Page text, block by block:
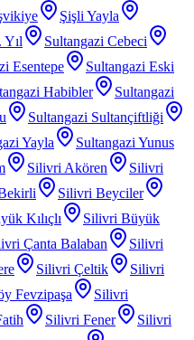
Şişli Yayla
Yıl
Sultangazi Cebeci
Esentepe
Sultangazi Eski
Habibler
Sultangazi
Sultangazi Sultançiftliği
Yayla
Sultangazi Yunus
Silivri Akören
Silivri
Silivri Beyciler
Kılıçlı
Silivri Büyük
Çanta Balaban
Silivri
Silivri Çeltik
Silivri
Fevzipaşa
Silivri
Silivri Fener
Silivri